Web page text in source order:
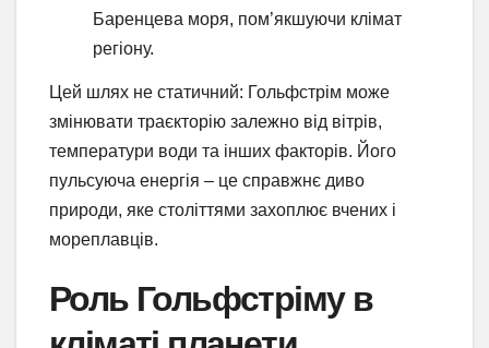
Баренцева моря, пом’якшуючи клімат
регіону.
Цей шлях не статичний: Гольфстрім може
змінювати траєкторію залежно від вітрів,
температури води та інших факторів. Його
пульсуюча енергія – це справжнє диво
природи, яке століттями захоплює вчених і
мореплавців.
Роль Гольфстріму в